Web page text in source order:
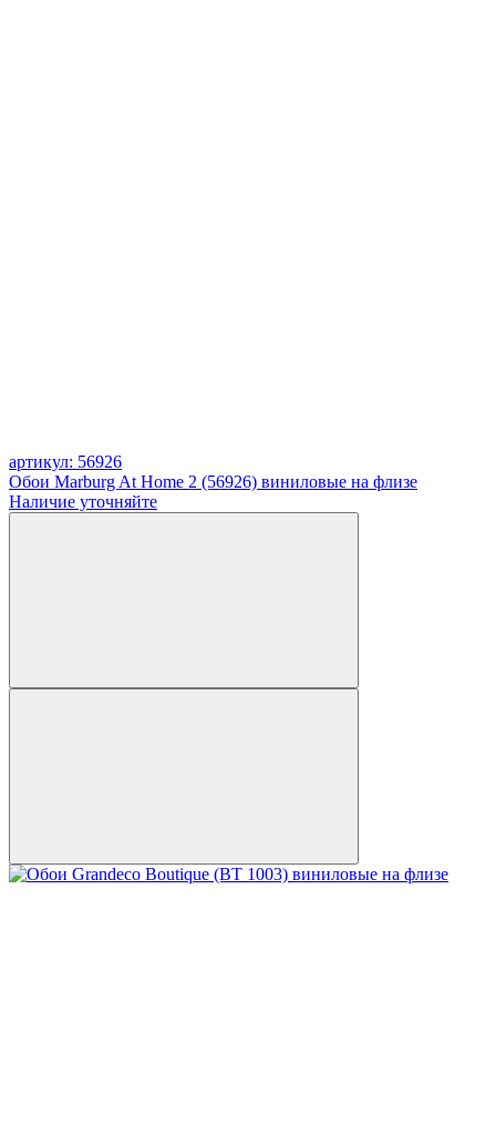
артикул: 56926
Обои Marburg At Home 2 (56926) виниловые на флизе
Наличие уточняйте